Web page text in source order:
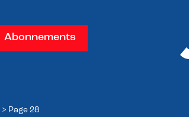
Abonnements
> Page 28